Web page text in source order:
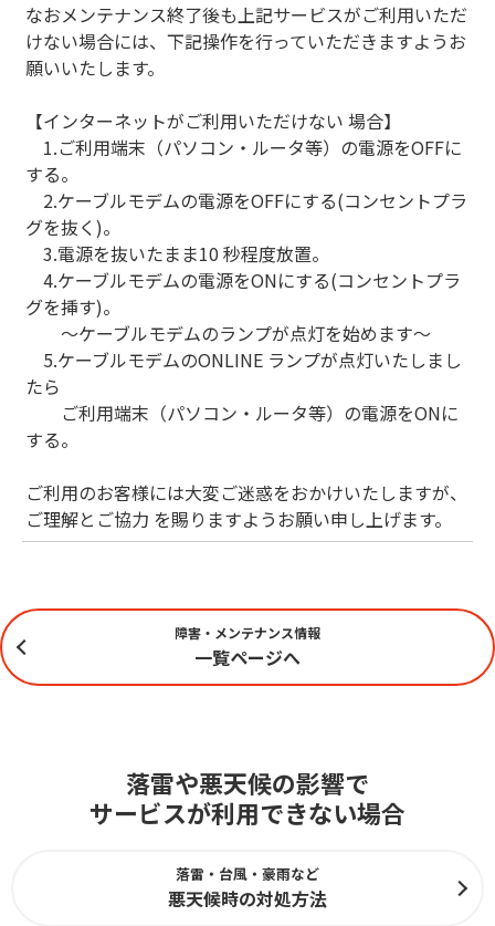
なおメンテナンス終了後も上記サービスがご利用いただ
けない場合には、下記操作を行っていただきますようお
願いいたします。
【インターネットがご利用いただけない 場合】
1.ご利用端末（パソコン・ルータ等）の電源をOFFに
する。
2.ケーブルモデムの電源をOFFにする(コンセントプラ
グを抜く)。
3.電源を抜いたまま10 秒程度放置。
4.ケーブルモデムの電源をONにする(コンセントプラ
グを挿す)。
～ケーブルモデムのランプが点灯を始めます～
5.ケーブルモデムのONLINE ランプが点灯いたしまし
たら
ご利用端末（パソコン・ルータ等）の電源をONに
する。
ご利用のお客様には大変ご迷惑をおかけいたしますが、
ご理解とご協力 を賜りますようお願い申し上げます。
障害・メンテナンス情報
一覧ページへ
落雷や悪天候の影響で
サービスが利用できない場合
落雷・台風・豪雨など
悪天候時の対処方法